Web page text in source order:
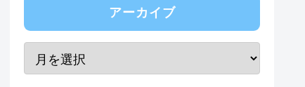
アーカイブ